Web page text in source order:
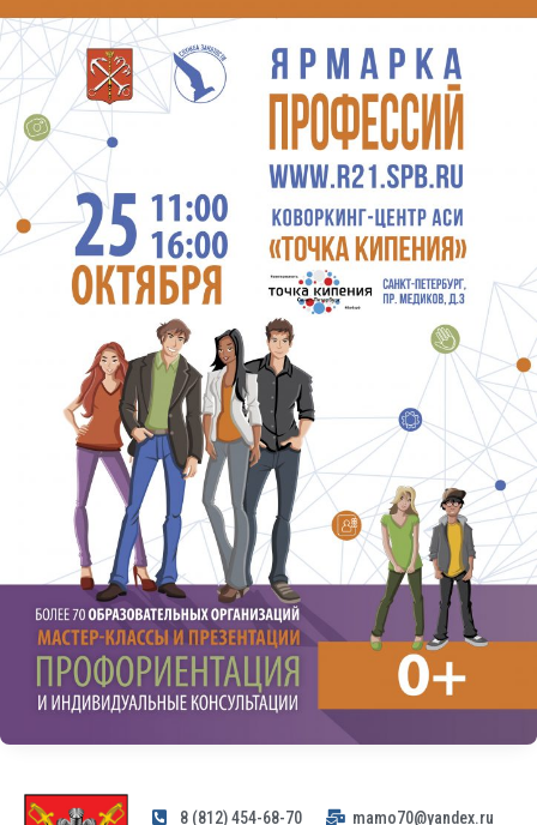
8 (812) 454-68-70 mamo70@yandex.ru